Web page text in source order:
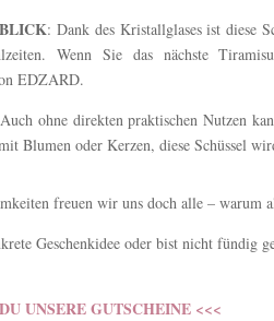
: Dank des Kristallglases ist diese
Wenn Sie das nächste
EDZARD.
Auch ohne direkten praktischen Nutzen
Blumen oder Kerzen, diese Schüssel
freuen wir uns doch alle – warum
Geschenkidee oder bist nicht fündig
UNSERE GUTSCHEINE <<<